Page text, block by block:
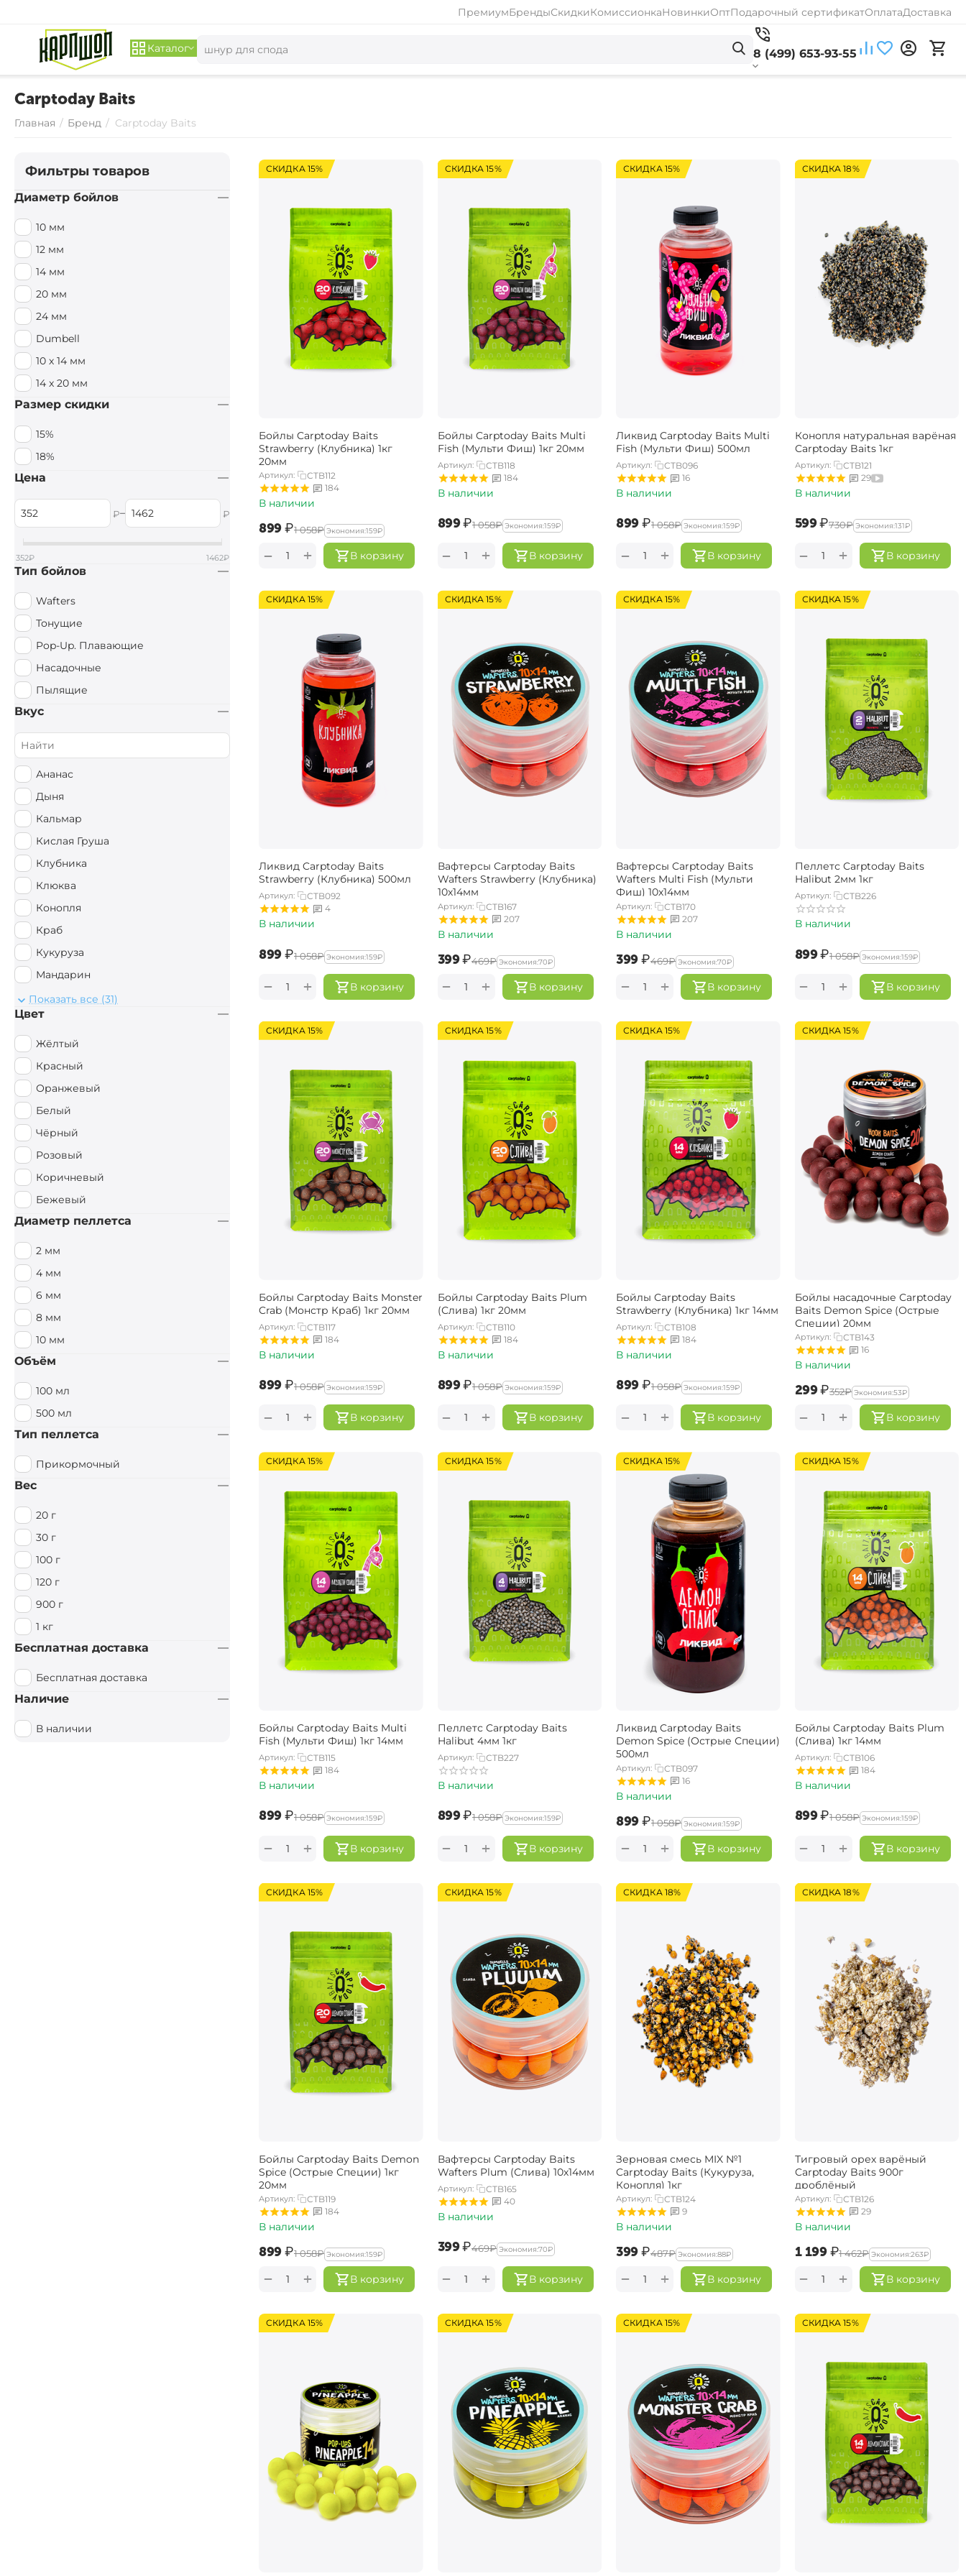
ПремиумБрендыСкидкиКомиссионкаНовинкиОптПодарочный сертификатОплатаДоставка
Каталог 8 (499) 653-93-55
Carptoday Baits
Главная / Бренд / Carptoday Baits
СКИДКА 15%
Бойлы Carptoday Baits
Strawberry (Клубника) 1кг
20мм
Артикул:
CTB112
184
В наличии
‍899‍₽‍1 058‍₽ Экономия:‍159‍₽
В корзину
+
−
СКИДКА 15%
Бойлы Carptoday Baits Multi
Fish (Мульти Фиш) 1кг 20мм
Артикул:
CTB118
184
В наличии
‍899‍₽‍1 058‍₽ Экономия:‍159‍₽
В корзину
+
−
СКИДКА 15%
Ликвид Carptoday Baits Multi
Fish (Мульти Фиш) 500мл
Артикул:
CTB096
16
В наличии
‍899‍₽‍1 058‍₽ Экономия:‍159‍₽
В корзину
+
−
СКИДКА 18%
Конопля натуральная варёная
Carptoday Baits 1кг
Артикул:
CTB121
29
В наличии
‍599‍₽‍730‍₽ Экономия:‍131‍₽
В корзину
+
−
СКИДКА 15%
Ликвид Carptoday Baits
Strawberry (Клубника) 500мл
Артикул:
CTB092
4
В наличии
‍899‍₽‍1 058‍₽ Экономия:‍159‍₽
В корзину
+
−
СКИДКА 15%
Вафтерсы Carptoday Baits
Wafters Strawberry (Клубника)
10х14мм
Артикул:
CTB167
207
В наличии
‍399‍₽‍469‍₽ Экономия:‍70‍₽
В корзину
+
−
СКИДКА 15%
Вафтерсы Carptoday Baits
Wafters Multi Fish (Мульти
Фиш) 10х14мм
Артикул:
CTB170
207
В наличии
‍399‍₽‍469‍₽ Экономия:‍70‍₽
В корзину
+
−
СКИДКА 15%
Пеллетс Carptoday Baits
Halibut 2мм 1кг
Артикул: CTB226
В наличии
‍899‍₽‍1 058‍₽ Экономия:‍159‍₽
В корзину
+
−
СКИДКА 15%
Бойлы Carptoday Baits Monster
Crab (Монстр Краб) 1кг 20мм
Артикул:
CTB117
184
В наличии
‍899‍₽‍1 058‍₽ Экономия:‍159‍₽
В корзину
+
−
СКИДКА 15%
Бойлы Carptoday Baits Plum
(Слива) 1кг 20мм
Артикул:
CTB110
184
В наличии
‍899‍₽‍1 058‍₽ Экономия:‍159‍₽
В корзину
+
−
СКИДКА 15%
Бойлы Carptoday Baits
Strawberry (Клубника) 1кг 14мм
Артикул:
CTB108
184
В наличии
‍899‍₽‍1 058‍₽ Экономия:‍159‍₽
В корзину
+
−
СКИДКА 15%
Бойлы насадочные Carptoday
Baits Demon Spice (Острые
Специи) 20мм
Артикул:
CTB143
16
В наличии
‍299‍₽‍352‍₽ Экономия:‍53‍₽
В корзину
+
−
СКИДКА 15%
Бойлы Carptoday Baits Multi
Fish (Мульти Фиш) 1кг 14мм
Артикул:
CTB115
184
В наличии
‍899‍₽‍1 058‍₽ Экономия:‍159‍₽
В корзину
+
−
СКИДКА 15%
Пеллетс Carptoday Baits
Halibut 4мм 1кг
Артикул: CTB227
В наличии
‍899‍₽‍1 058‍₽ Экономия:‍159‍₽
В корзину
+
−
СКИДКА 15%
Ликвид Carptoday Baits
Demon Spice (Острые Специи)
500мл
Артикул:
CTB097
16
В наличии
‍899‍₽‍1 058‍₽ Экономия:‍159‍₽
В корзину
+
−
СКИДКА 15%
Бойлы Carptoday Baits Plum
(Слива) 1кг 14мм
Артикул:
CTB106
184
В наличии
‍899‍₽‍1 058‍₽ Экономия:‍159‍₽
В корзину
+
−
СКИДКА 15%
Бойлы Carptoday Baits Demon
Spice (Острые Специи) 1кг
20мм
Артикул:
CTB119
184
В наличии
‍899‍₽‍1 058‍₽ Экономия:‍159‍₽
В корзину
+
−
СКИДКА 15%
Вафтерсы Carptoday Baits
Wafters Plum (Слива) 10х14мм
Артикул:
CTB165
40
В наличии
‍399‍₽‍469‍₽ Экономия:‍70‍₽
В корзину
+
−
СКИДКА 18%
Зерновая смесь MIX №1
Carptoday Baits (Кукуруза,
Конопля) 1кг
Артикул:
CTB124
9
В наличии
‍399‍₽‍487‍₽ Экономия:‍88‍₽
В корзину
+
−
СКИДКА 18%
Тигровый орех варёный
Carptoday Baits 900г
дроблёный
Артикул:
CTB126
29
В наличии
‍1 199‍₽‍1 462‍₽ Экономия:‍263‍₽
В корзину
+
−
СКИДКА 15% СКИДКА 15% СКИДКА 15% СКИДКА 15%
Фильтры товаров
Диаметр бойлов
10 мм
12 мм
14 мм
20 мм
24 мм
Dumbell
10 х 14 мм
14 x 20 мм
Размер скидки
15%
18%
Цена
₽– ₽
352₽ 1462₽
Тип бойлов
Wafters
Тонущие
Pop-Up. Плавающие
Насадочные
Пылящие
Вкус
Ананас
Дыня
Кальмар
Кислая Груша
Клубника
Клюква
Конопля
Краб
Кукуруза
Мандарин
Монстр Краб
Мульти Фиш
Мульти Фрукт
Мясной
Орех
Острые Специи
Осьминог
Палтус
Перец чили
Пряный
Рыбный
Тутти Фрутти
Фруктовый / Кислый
Цитрус
Чеснок
Показать все (31)
Цвет
Жёлтый
Красный
Оранжевый
Белый
Чёрный
Розовый
Коричневый
Бежевый
Диаметр пеллетса
2 мм
4 мм
6 мм
8 мм
10 мм
Объём
100 мл
500 мл
Тип пеллетса
Прикормочный
Вес
20 г
30 г
100 г
120 г
900 г
1 кг
Бесплатная доставка
Бесплатная доставка
Наличие
В наличии